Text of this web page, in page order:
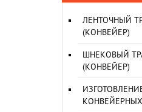
ЛЕНТОЧНЫЙ
(КОНВЕЙЕР)
ШНЕКОВЫЙ
(КОНВЕЙЕР)